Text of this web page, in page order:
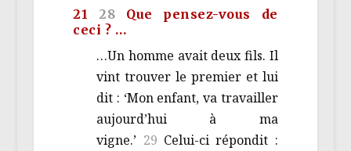
21 28 Que pensez-vous de
ceci ? …
…Un homme avait deux fils. Il
vint trouver le premier et lui
dit : ‘Mon enfant, va travailler
aujourd’hui à ma
vigne.’ 29 Celui-ci répondit :